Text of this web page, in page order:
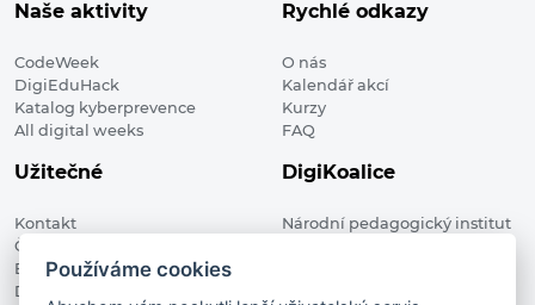
Naše aktivity
CodeWeek
DigiEduHack
Katalog kyberprevence
All digital weeks
Rychlé odkazy
O nás
Kalendář akcí
Kurzy
FAQ
Užitečné
Kontakt
Členské organizace
Blog
Digitalizace ve vzdělávání
DigiKoalice
Národní pedagogický institut
Používáme cookies